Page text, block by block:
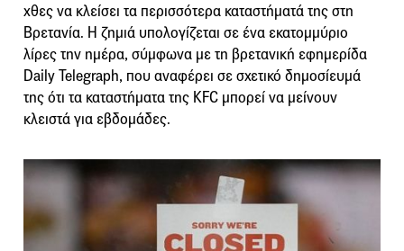
χθες να κλείσει τα περισσότερα καταστήματά της στη
Βρετανία. Η ζημιά υπολογίζεται σε ένα εκατομμύριο
λίρες την ημέρα, σύμφωνα με τη βρετανική εφημερίδα
Daily Telegraph, που αναφέρει σε σχετικό δημοσίευμά
της ότι τα καταστήματα της KFC μπορεί να μείνουν
κλειστά για εβδομάδες.